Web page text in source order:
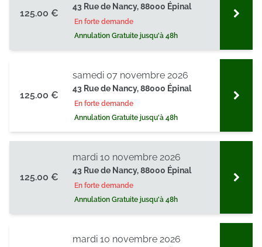
125.00 €
43 Rue de Nancy, 88000 Épinal
En forte demande
Annulation Gratuite jusqu'à 48h
125.00 €
43 Rue de Nancy, 88000 Épinal
En forte demande
Annulation Gratuite jusqu'à 48h
samedi 07 novembre 2026
125.00 €
43 Rue de Nancy, 88000 Épinal
En forte demande
Annulation Gratuite jusqu'à 48h
mardi 10 novembre 2026
mardi 10 novembre 2026